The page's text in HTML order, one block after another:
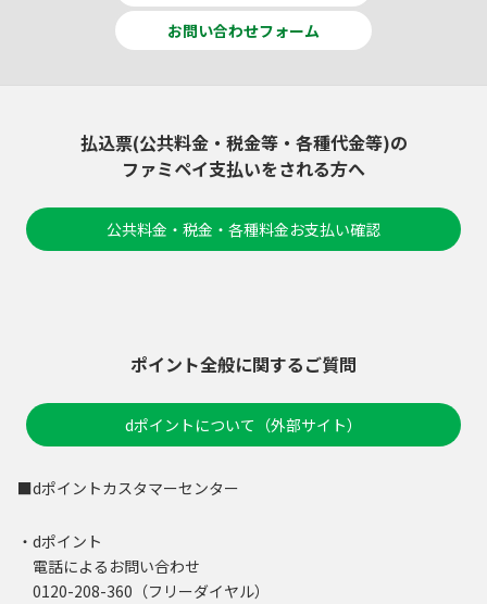
お問い合わせフォーム
払込票(公共料金・税金等・各種代金等)の
ファミペイ支払いをされる方へ
公共料金・税金・各種料金お支払い確認
ポイント全般に関するご質問
dポイントについて（外部サイト）
■dポイントカスタマーセンター
・dポイント
電話によるお問い合わせ
0120-208-360（フリーダイヤル）